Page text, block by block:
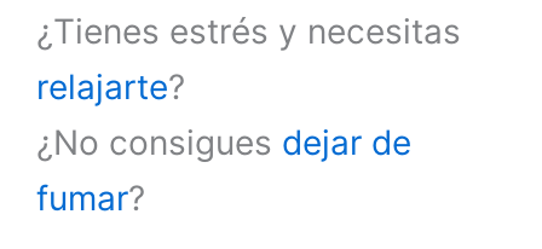
¿Tienes estrés y necesitas
relajarte?
¿No consigues dejar de
fumar?